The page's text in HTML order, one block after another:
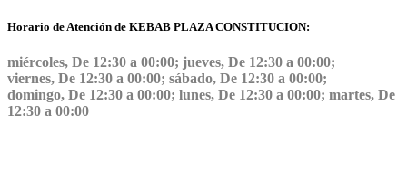
Horario de Atención de KEBAB PLAZA CONSTITUCION:
miércoles, De 12:30 a 00:00; jueves, De 12:30 a 00:00;
viernes, De 12:30 a 00:00; sábado, De 12:30 a 00:00;
domingo, De 12:30 a 00:00; lunes, De 12:30 a 00:00; martes, De
12:30 a 00:00